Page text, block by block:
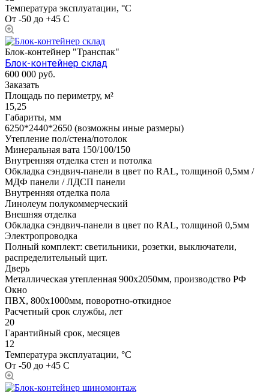
Температура эксплуатации, °С
От -50 до +45 С
Блок-контейнер "Транспак"
Блок-контейнер склад
600 000 руб.
Заказать
Площадь по периметру, м²
15,25
Габариты, мм
6250*2440*2650 (возможны иные размеры)
Утепление пол/стена/потолок
Минеральная вата 150/100/150
Внутренняя отделка стен и потолка
Обкладка сэндвич-панели в цвет по RAL, толщиной 0,5мм /
МДФ панели / ЛДСП панели
Внутренняя отделка пола
Линолеум полукоммерческий
Внешняя отделка
Обкладка сэндвич-панели в цвет по RAL, толщиной 0,5мм
Электропроводка
Полный комплект: светильники, розетки, выключатели,
распределительный щит.
Дверь
Металлическая утепленная 900х2050мм, производство РФ
Окно
ПВХ, 800х1000мм, поворотно-откидное
Расчетный срок службы, лет
20
Гарантийный срок, месяцев
12
Температура эксплуатации, °С
От -50 до +45 С